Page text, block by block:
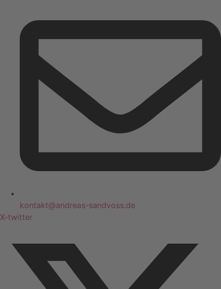
kontakt@andreas-sandvoss.de
X-twitter